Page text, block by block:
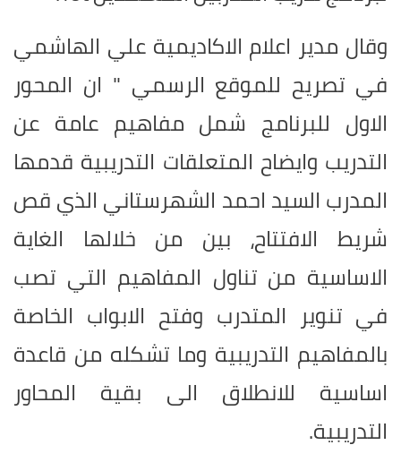
وقال مدير اعلام الاكاديمية علي الهاشمي
في تصريح للموقع الرسمي " ان المحور
الاول للبرنامج شمل مفاهيم عامة عن
التدريب وايضاح المتعلقات التدريبية قدمها
المدرب السيد احمد الشهرستاني الذي قص
شريط الافتتاح، بين من خلالها الغاية
الاساسية من تناول المفاهيم التي تصب
في تنوير المتدرب وفتح الابواب الخاصة
بالمفاهيم التدريبية وما تشكله من قاعدة
اساسية للانطلاق الى بقية المحاور
التدريبية.